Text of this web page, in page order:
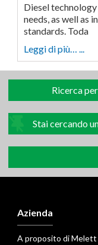
Diesel
needs, as well as
standards. Toda
Leggi di più… ...
Ricerca
Stai cercando
Azienda
A proposito di Melett